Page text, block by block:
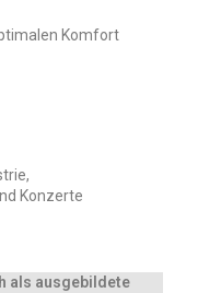
Komfort
Konzerte
als ausgebildete